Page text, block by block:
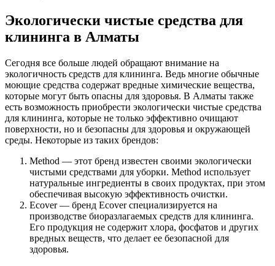
Экологически чистые средства для
клининга в Алматы
Сегодня все больше людей обращают внимание на
экологичность средств для клининга. Ведь многие обычные
моющие средства содержат вредные химические вещества,
которые могут быть опасны для здоровья. В Алматы также
есть возможность приобрести экологически чистые средства
для клининга, которые не только эффективно очищают
поверхности, но и безопасны для здоровья и окружающей
среды. Некоторые из таких брендов:
Method — этот бренд известен своими экологически
чистыми средствами для уборки. Method использует
натуральные ингредиенты в своих продуктах, при этом
обеспечивая высокую эффективность очистки.
Ecover — бренд Ecover специализируется на
производстве биоразлагаемых средств для клининга.
Его продукция не содержит хлора, фосфатов и других
вредных веществ, что делает ее безопасной для
здоровья.